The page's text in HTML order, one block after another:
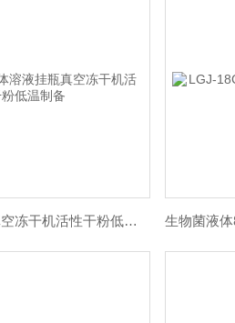
中间体溶液挂瓶真空冻干机活性干粉低温制备